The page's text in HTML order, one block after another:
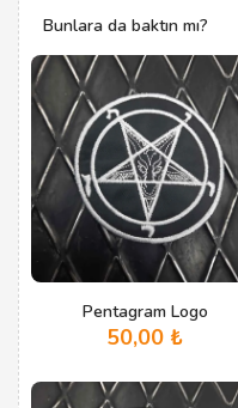
Bunlara da baktın mı?
Pentagram Logo
50,00 ₺